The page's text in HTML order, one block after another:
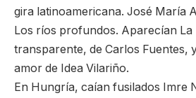
gira latinoamericana. José María
Los ríos profundos. Aparecían La
transparente, de Carlos Fuentes,
amor de Idea Vilariño.
En Hungría, caían fusilados Imre